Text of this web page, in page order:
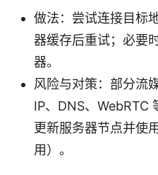
做法：尝试连接目标
器缓存后重试；必要
器。
风险与对策：部分流
IP、DNS、WebRTC
更新服务器节点并使
用）。